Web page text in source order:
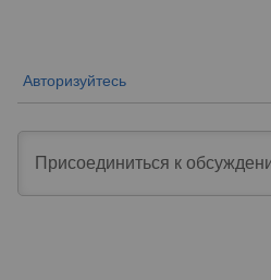
Авторизуйтесь